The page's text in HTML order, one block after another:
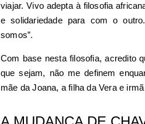
viajar. Vivo adepta à filosofia
e solidariedade para com o
somos”.
Com base nesta filosofia, acredito
que sejam, não me definem
mãe da Joana, a filha da Vera e